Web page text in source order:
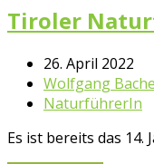
Tiroler
26. April 2022
Wolfgang
NaturführerIn
Es ist bereits das